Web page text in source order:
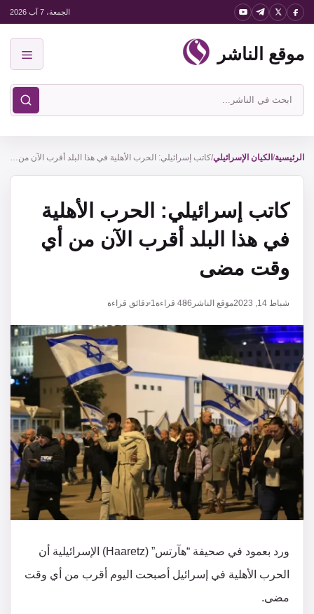
انتقل
المحتوى
الجمعة، 7 آب 2026
موقع الناشر
ابحث
في
الناشر
الرئيسية/ الكيان الإسرائيلي/ كاتب إسرائيلي: الحرب الأهلية في هذا البلد أقرب الآن من أي وقت مضى
كاتب إسرائيلي: الحرب الأهلية
في هذا البلد أقرب الآن من أي
وقت مضى
شباط 14, 2023 موقع الناشر 486 قراءة1 دقائق قراءة
ورد بعمود في صحيفة “هآرتس” (Haaretz) الإسرائيلية أن
الحرب الأهلية في إسرائيل أصبحت اليوم أقرب من أي وقت
مضى.